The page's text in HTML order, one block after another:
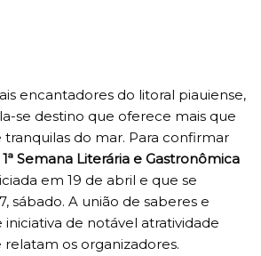
encantadores do litoral piauiense,
se destino que oferece mais que
tranquilas do mar. Para confirmar
1ª Semana Literária e Gastronômica
em 19 de abril e que se
sábado. A união de saberes e
de notável atratividade
os organizadores.